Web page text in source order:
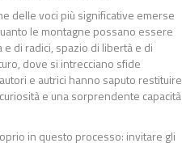
delle voci più significative emerse
le montagne possano essere
di radici, spazio di libertà e di
dove si intrecciano sfide
e autrici hanno saputo restituire
e una sorprendente capacità
in questo processo: invitare gli